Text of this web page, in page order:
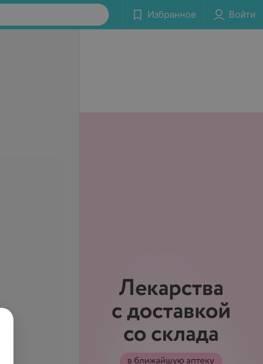
Избранное Войти